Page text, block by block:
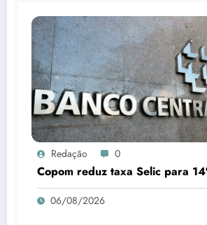
Redação 0
Copom reduz taxa Selic para
06/08/2026